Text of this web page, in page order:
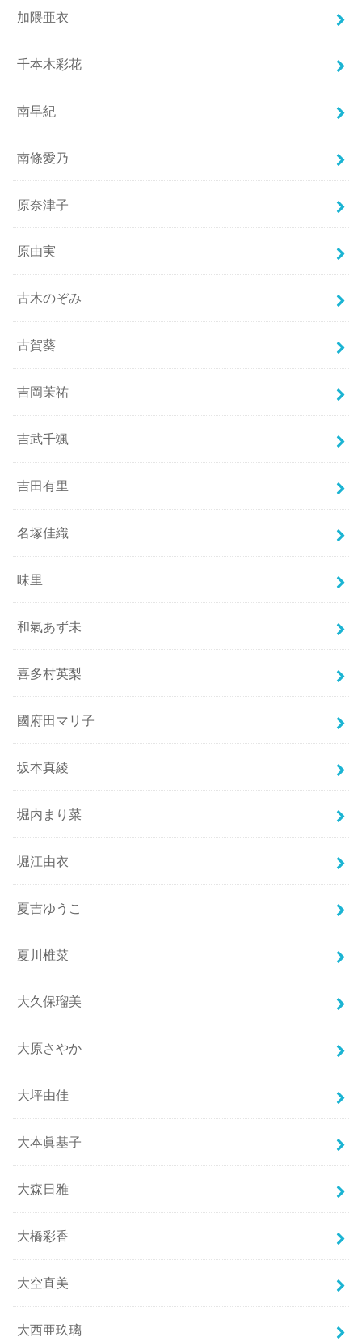
加隈亜衣
千本木彩花
南早紀
南條愛乃
原奈津子
原由実
古木のぞみ
古賀葵
吉岡茉祐
吉武千颯
吉田有里
名塚佳織
味里
和氣あず未
喜多村英梨
國府田マリ子
坂本真綾
堀内まり菜
堀江由衣
夏吉ゆうこ
夏川椎菜
大久保瑠美
大原さやか
大坪由佳
大本眞基子
大森日雅
大橋彩香
大空直美
大西亜玖璃